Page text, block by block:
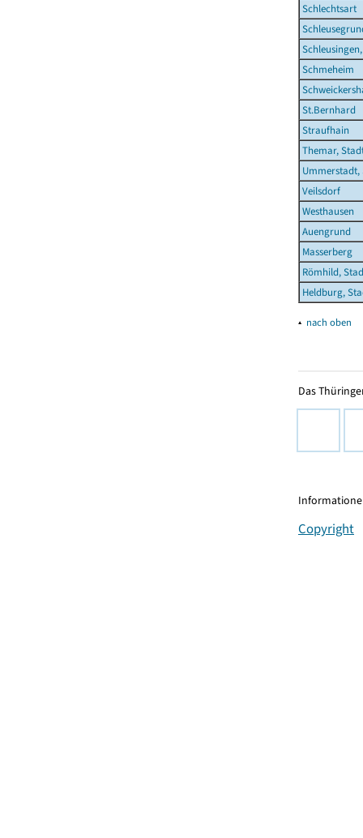
Schlechtsart
Schmeheim
St.Bernhard
Straufhain
Themar,
Ummerstadt,
Veilsdorf
Westhausen
Auengrund
Masserberg
Römhild,
Heldburg,
▴ nach oben
Das
Copyright